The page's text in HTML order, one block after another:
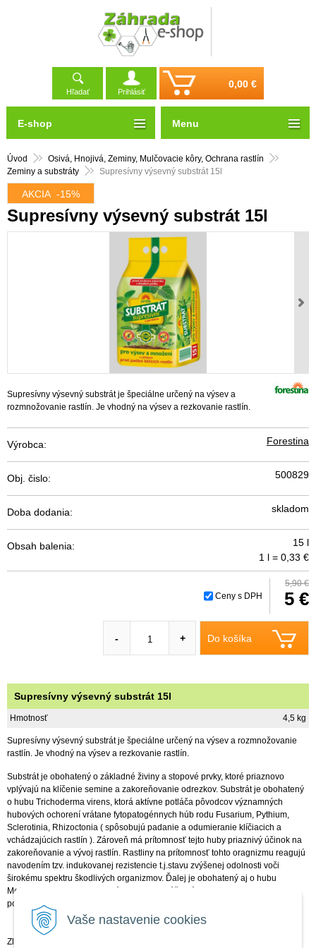
Vaše nastavenie cookies
Hľadať Prihlásiť
0,00 €
Úvod
Osivá, Hnojivá, Zeminy, Mulčovacie kôry, Ochrana rastlín
Zeminy a substráty
Supresívny výsevný substrát 15l
AKCIA -15%
Supresívny výsevný substrát 15l
Supresívny výsevný substrát je špeciálne určený na výsev a
rozmnožovanie rastlín. Je vhodný na výsev a rezkovanie rastlín.
Výrobca: Forestina
Obj. čislo: 500829
Doba dodania: skladom
Obsah balenia:
15 l
1 l = 0,33 €
Ceny s DPH
5,90 €
5 €
Do košíka
- +
Supresívny výsevný substrát 15l
Hmotnosť 4,5 kg
Supresívny výsevný substrát je špeciálne určený na výsev a rozmnožovanie
rastlín. Je vhodný na výsev a rezkovanie rastlín.
Substrát je obohatený o základné živiny a stopové prvky, ktoré priaznovo
vplývajú na klíčenie semine a zakoreňovanie odrezkov. Substrát je obohatený
o hubu Trichoderma virens, ktorá aktívne potláča pôvodcov významných
hubových ochorení vrátane fytopatogénnych húb rodu Fusarium, Pythium,
Sclerotinia, Rhizoctonia ( spôsobujú padanie a odumieranie klíčiacich a
vchádzajúcich rastlín ). Zároveň má prítomnosť tejto huby priaznivý účinok na
zakoreňovanie a vývoj rastlín. Rastliny na prítomnosť tohto oragnizmu reagujú
navodením tzv. indukovanej rezistencie t.j.stavu zvýšenej odolnosti voči
širokému spektru škodlivých organizmov. Ďalej je obohatený aj o hubu
Metarhizium anisopliae, ktorá predstavuje účinnú prevenciu pred hmyzom
poškodzujúcim klíčiace a vschádzajúce rastliny.
Zloženie:
E-shop Menu